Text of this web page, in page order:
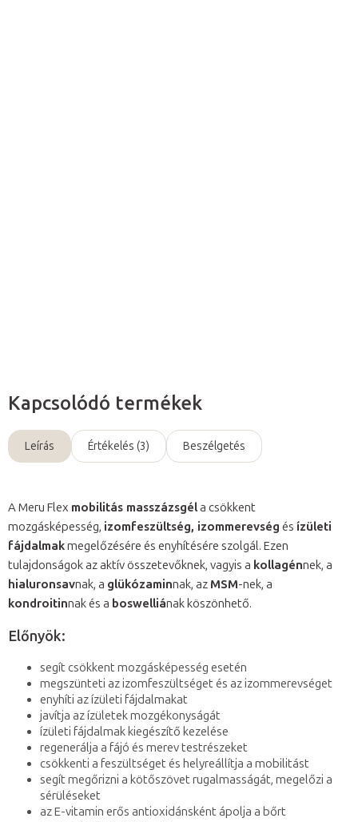
Kapcsolódó termékek
Leírás Értékelés (3) Beszélgetés
A Meru Flex mobilitás masszázsgéla csökkent
mozgásképesség, izomfeszültség, izommerevség és ízületi
fájdalmakmegelőzésére és enyhítésére szolgál. Ezen
tulajdonságok az aktív összetevőknek, vagyis a kollagénnek, a
hialuronsavnak, a glükózaminnak, az MSM-nek, a
kondroitinnak és a boswelliának köszönhető.
Előnyök:
segít csökkent mozgásképesség esetén
megszünteti az izomfeszültséget és az izommerevséget
enyhíti az ízületi fájdalmakat
javítja az ízületek mozgékonyságát
ízületi fájdalmak kiegészítő kezelése
regenerálja a fájó és merev testrészeket
csökkenti a feszültséget és helyreállítja a mobilitást
segít megőrizni a kötőszövet rugalmasságát, megelőzi a
sérüléseket
az E-vitamin erős antioxidánsként ápolja a bőrt